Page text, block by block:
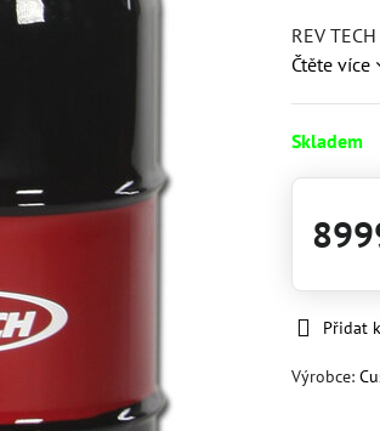
REV
Čtěte více
Skladem
Přidat
Výrobce: